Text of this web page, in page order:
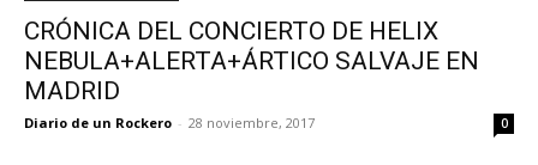
CRÓNICA DEL CONCIERTO DE HELIX
NEBULA+ALERTA+ÁRTICO SALVAJE EN
MADRID
Diario de un Rockero - 28 noviembre, 2017 0